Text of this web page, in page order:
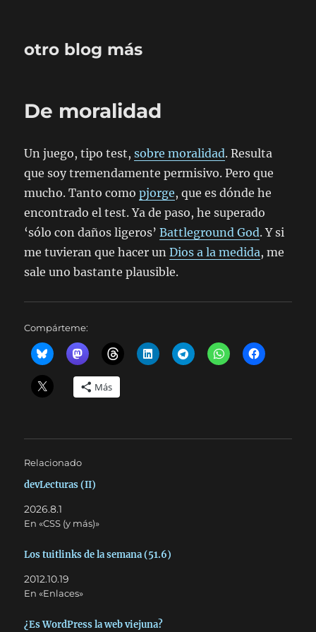
otro blog más
De moralidad
Un juego, tipo test,sobre moralidad. Resulta
que soy tremendamente permisivo. Pero que
mucho. Tanto comopjorge, que es dónde he
encontrado el test. Ya de paso, he superado
‘sólo con daños ligeros’Battleground God. Y si
me tuvieran que hacer unDios a la medida, me
sale uno bastante plausible.
Compárteme:
Más
Relacionado
devLecturas (II)
2026.8.1
En «CSS (y más)»
Los tuitlinks de la semana (51.6)
2012.10.19
En «Enlaces»
¿Es WordPress la web viejuna?